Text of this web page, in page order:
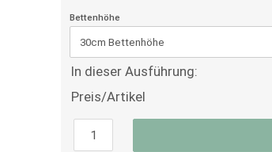
Bettenhöhe
In dieser Ausführung:
Preis/Artikel